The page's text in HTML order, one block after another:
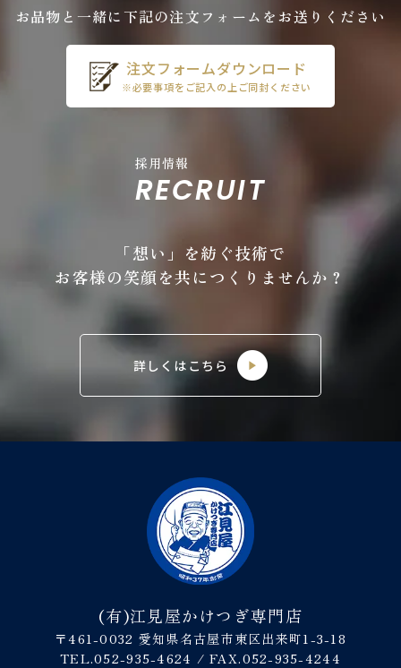
お品物と一緒に下記の注文フォームをお送りください
注文フォームダウンロード
※必要事項をご記入の上ご同封ください
採用情報
RECRUIT
「想い」を紡ぐ技術で
お客様の笑顔を共につくりませんか？
詳しくはこちら
(有)江見屋かけつぎ専門店
〒461-0032 愛知県名古屋市東区出来町1-3-18
TEL.052-935-4624 / FAX.052-935-4244